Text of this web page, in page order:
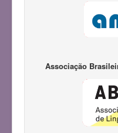
Associação